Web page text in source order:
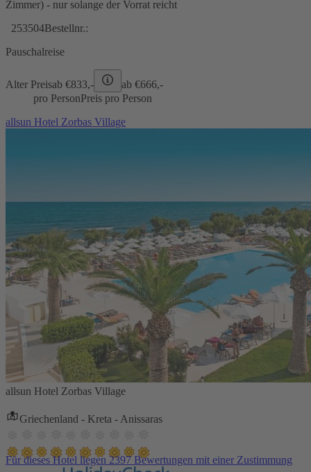
Zimmer) - nur solange der Vorrat reicht
253504Bestellnr.:
Pauschalreise
Alter Preisab €833,- ab €666,-
pro PersonPreis pro Person
allsun Hotel Zorbas Village
allsun Hotel Zorbas Village
Griechenland - Kreta - Anissaras
Für dieses Hotel liegen 2397 Bewertungen mit einer Zustimmung